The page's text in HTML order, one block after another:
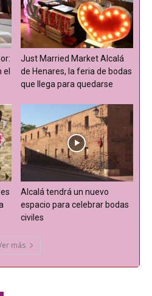
Just Married Market Alcalá
de Henares, la feria de bodas
que llega para quedarse
Alcalá tendrá un nuevo
espacio para celebrar bodas
civiles
más